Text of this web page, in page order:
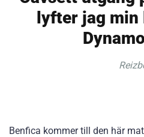
lyfter jag
Benfica kommer till den här